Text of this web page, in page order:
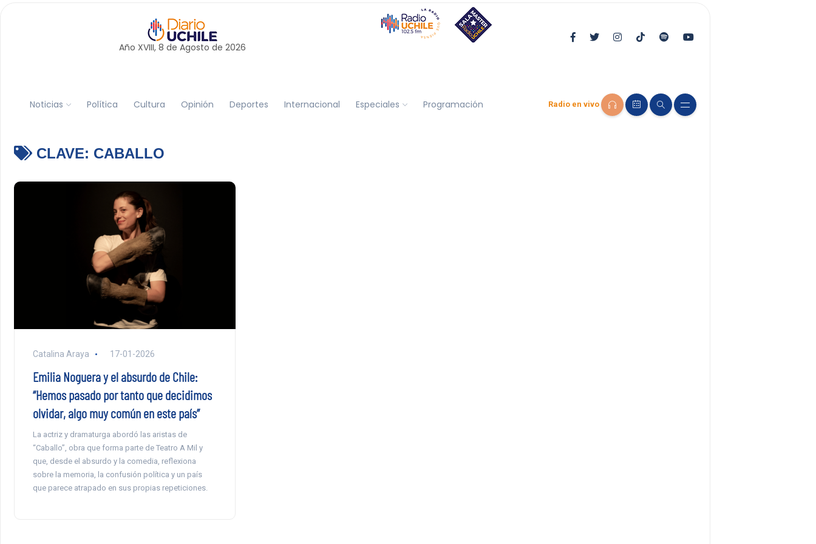
Año XVIII, 8 de Agosto de 2026
Noticias Política Cultura Opinión Deportes Internacional Especiales Programación Radio en vivo
CLAVE: CABALLO
Catalina Araya 17-01-2026
Emilia Noguera y el absurdo de Chile:
“Hemos pasado por tanto que decidimos
olvidar, algo muy común en este país”
La actriz y dramaturga abordó las aristas de
“Caballo”, obra que forma parte de Teatro A Mil y
que, desde el absurdo y la comedia, reflexiona
sobre la memoria, la confusión política y un país
que parece atrapado en sus propias repeticiones.